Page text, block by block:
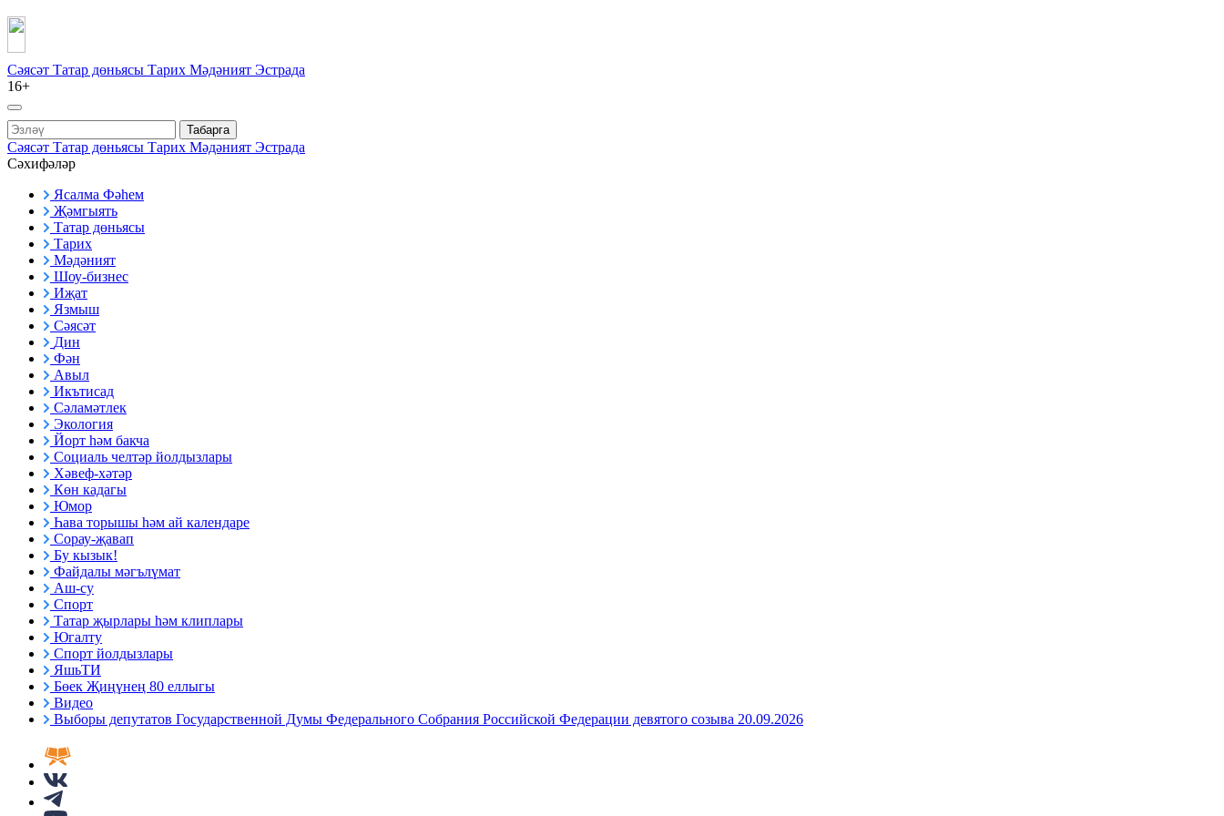
Сәясәт Татар дөньясы Тарих Мәдәният Эстрада
16+
Табарга
Сәясәт Татар дөньясы Тарих Мәдәният Эстрада
Сәхифәләр
Ясалма Фәһем
Җәмгыять
Татар дөньясы
Тарих
Мәдәният
Шоу-бизнес
Иҗат
Язмыш
Сәясәт
Дин
Фән
Авыл
Икътисад
Сәламәтлек
Экология
Йорт һәм бакча
Социаль челтәр йолдызлары
Хәвеф-хәтәр
Көн кадагы
Юмор
Һава торышы һәм ай календаре
Сорау-җавап
Бу кызык!
Файдалы мәгълүмат
Аш-су
Спорт
Татар җырлары һәм клиплары
Югалту
Спорт йолдызлары
ЯшьТИ
Бөек Җиңүнең 80 еллыгы
Видео
Выборы депутатов Государственной Думы Федерального Собрания Российской Федерации девятого созыва 20.09.2026